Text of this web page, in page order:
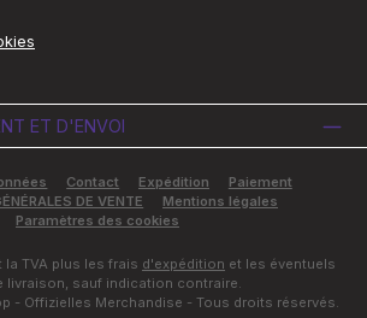
ET D'ENVOI
Contact Expédition
Paiement
DE VENTE
Mentions légales
Paramètres des cookies
TVA plus les frais d'expédition et les éventuels
livraison, sauf indication contraire.
- Offizielles Merchandise - Tous droits réservés.